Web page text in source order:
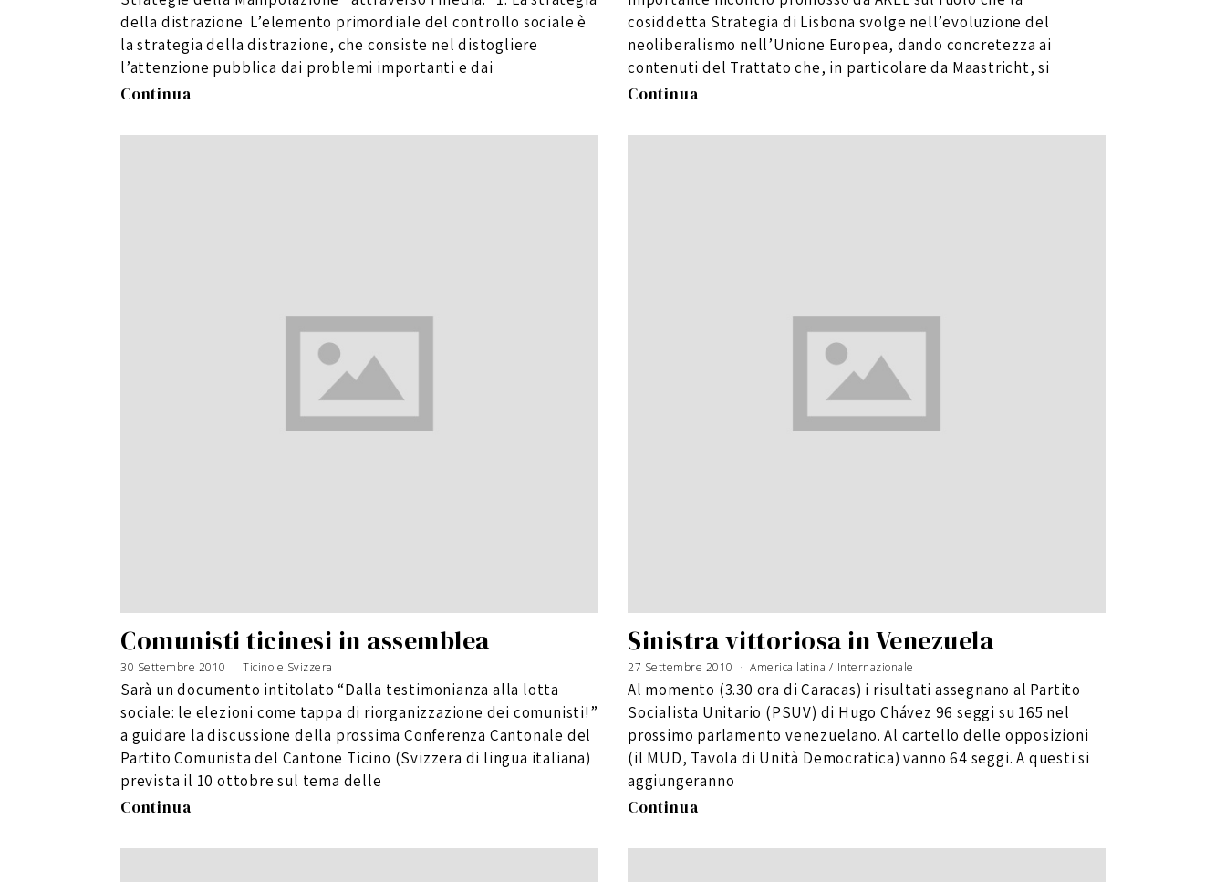
0
1
della distrazione L’elemento primordiale del controllo sociale è
la strategia della distrazione, che consiste nel distogliere
l’attenzione pubblica dai problemi importanti e dai
Continua
0
1
cosiddetta Strategia di Lisbona svolge nell’evoluzione del
neoliberalismo nell’Unione Europea, dando concretezza ai
contenuti del Trattato che, in particolare da Maastricht, si
Continua
Comunisti ticinesi in assemblea
30 Settembre 2010
i
u
g
n
o
0
1
6
Ticino e Svizzera
Sarà un documento intitolato “Dalla testimonianza alla lotta
sociale: le elezioni come tappa di riorganizzazione dei comunisti!”
a guidare la discussione della prossima Conferenza Cantonale del
Partito Comunista del Cantone Ticino (Svizzera di lingua italiana)
prevista il 10 ottobre sul tema delle
Continua
Sinistra vittoriosa in Venezuela
27 Settembre 2010
u
g
n
o
0
1
America latina / Internazionale
Al momento (3.30 ora di Caracas) i risultati assegnano al Partito
Socialista Unitario (PSUV) di Hugo Chávez 96 seggi su 165 nel
prossimo parlamento venezuelano. Al cartello delle opposizioni
(il MUD, Tavola di Unità Democratica) vanno 64 seggi. A questi si
aggiungeranno
Continua